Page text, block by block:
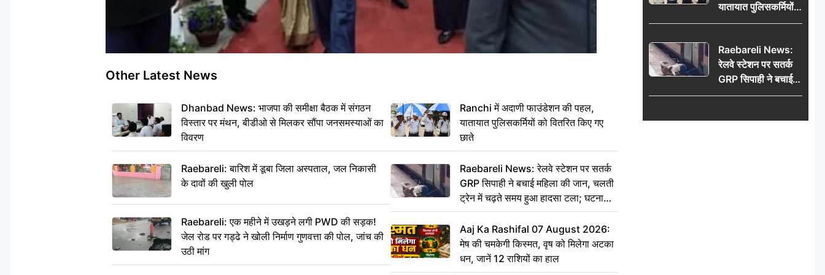
Other Latest News
Dhanbad News: भाजपा की समीक्षा बैठक में संगठन
विस्तार पर मंथन, बीडीओ से मिलकर सौंपा जनसमस्याओं का
विवरण
Raebareli: बारिश में डूबा जिला अस्पताल, जल निकासी
के दावों की खुली पोल
Raebareli: एक महीने में उखड़ने लगी PWD की सड़क!
जेल रोड पर गड्ढे ने खोली निर्माण गुणवत्ता की पोल, जांच की
उठी मांग
Ranchi में अदाणी फाउंडेशन की पहल,
यातायात पुलिसकर्मियों को वितरित किए गए
छाते
Raebareli News: रेलवे स्टेशन पर सतर्क
GRP सिपाही ने बचाई महिला की जान, चलती
ट्रेन में चढ़ते समय हुआ हादसा टला; घटना
CCTV में कैद
Aaj Ka Rashifal 07 August 2026:
मेष की चमकेगी किस्मत, वृष को मिलेगा अटका
धन, जानें 12 राशियों का हाल
यातायात पुलिसकर्मियों
को वितरित किए गए छाते
Raebareli News:
रेलवे स्टेशन पर सतर्क
GRP सिपाही ने बचाई
महिला की जान, चलती
हादसा टला; घटना